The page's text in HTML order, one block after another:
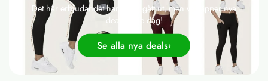
Det här erbjudandet har tyvärr gått ut, men vi släpper nya
deals varje dag!
Se alla nya deals